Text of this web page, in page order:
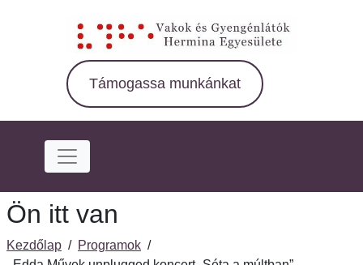
Támogassa munkánkat
Ön itt van
Kezdőlap / Programok /